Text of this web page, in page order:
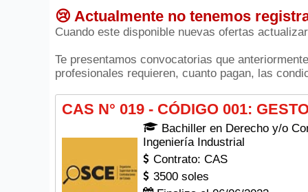
😢 Actualmente no tenemos
Cuando este disponible nuevas ofertas
Te presentamos convocatorias que
profesionales requieren, cuanto pagan, las
CAS N° 019 - CÓDIGO 001:
Bachiller en Derecho y/o
Ingeniería Industrial
Contrato: CAS
3500 soles